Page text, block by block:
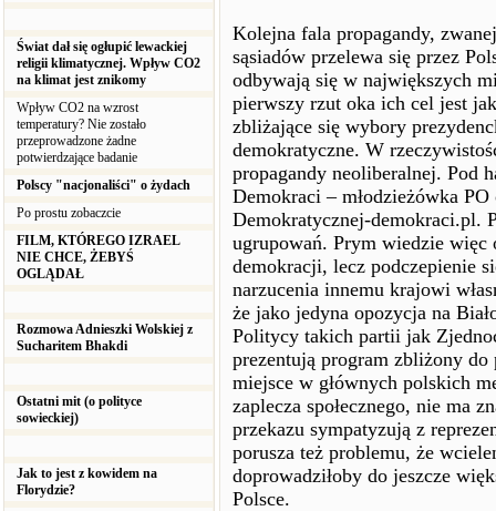
Świat dał się ogłupić lewackiej
religii klimatycznej. Wpływ CO2
na klimat jest znikomy
Wpływ CO2 na wzrost
temperatury? Nie zostało
przeprowadzone żadne
potwierdzające badanie
Polscy "nacjonaliści" o żydach
Po prostu zobaczcie
FILM, KTÓREGO IZRAEL
NIE CHCE, ŻEBYŚ
OGLĄDAŁ
Rozmowa Adnieszki Wolskiej z
Sucharitem Bhakdi
Ostatni mit (o polityce
sowieckiej)
Jak to jest z kowidem na
Florydzie?
Kolejna fala propagandy,
sąsiadów przelewa się przez
odbywają się w największych
pierwszy rzut oka ich cel jest
zbliżające się wybory
demokratyczne. W
propagandy neoliberalnej. Pod
Demokraci – młodzieżówka
Demokratycznej-demokraci.pl.
ugrupowań. Prym wiedzie
demokracji, lecz podczepienie
narzucenia innemu krajowi
że jako jedyna opozycja na
Politycy takich partii jak
prezentują program zbliżony do
miejsce w głównych polskich
zaplecza społecznego, nie ma
przekazu sympatyzują z
porusza też problemu, że
doprowadziłoby do jeszcze
Polsce.